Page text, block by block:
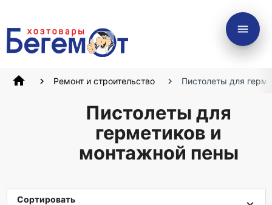
menu
home Ремонт и строительство Пистолеты для
Пистолеты для
герметиков и
монтажной пены
Сортировать